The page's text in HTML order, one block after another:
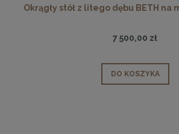
Okrągły stół z litego dębu BETH na
7 500,00 zł
DO KOSZYKA